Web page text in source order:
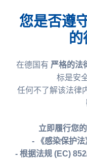
您是否遵
的
在德国有 严格的法
标是安
任何不了解该法律
立即履行您
- 《感染保护
- 根据法规 (EC)